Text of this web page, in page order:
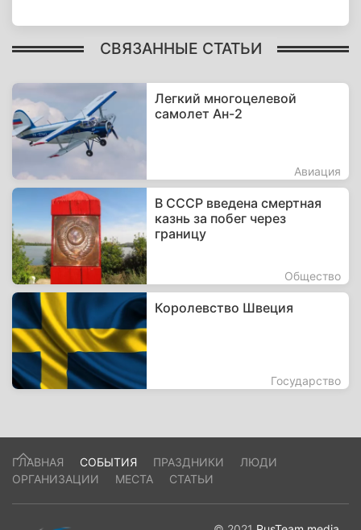
СВЯЗАННЫЕ СТАТЬИ
Легкий многоцелевой
самолет Ан-2
Авиация
В СССР введена смертная
казнь за побег через
границу
Общество
Королевство Швеция
Государство
ГЛАВНАЯ СОБЫТИЯ ПРАЗДНИКИ
ЛЮДИ
ОРГАНИЗАЦИИ
МЕСТА СТАТЬИ